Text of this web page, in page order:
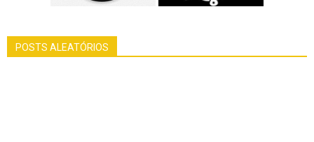
POSTS ALEATÓRIOS